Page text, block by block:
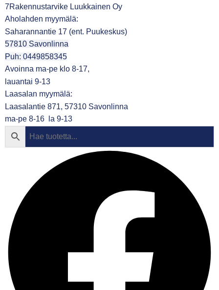
7Rakennustarvike Luukkainen Oy
Aholahden myymälä:
Saharannantie 17 (ent. Puukeskus)
57810 Savonlinna
Puh: 0449858345
Avoinna ma-pe klo 8-17,
lauantai 9-13
Laasalan myymälä:
Laasalantie 871, 57310 Savonlinna
ma-pe 8-16 la 9-13